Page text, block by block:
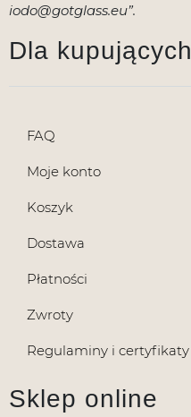
iodo@gotglass.eu”.
Dla kupujących
FAQ
Moje konto
Koszyk
Dostawa
Płatności
Zwroty
Regulaminy i certyfikaty
Sklep online